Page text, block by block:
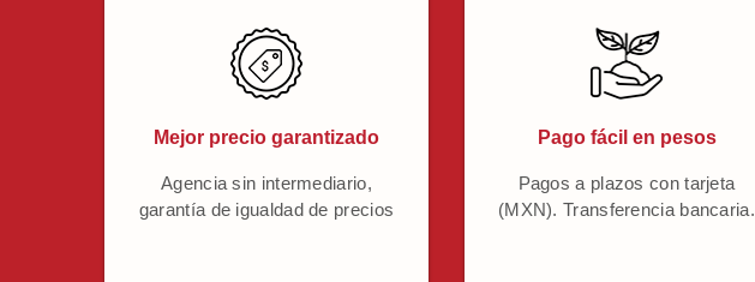
Mejor precio garantizado
Agencia sin intermediario,
garantía de igualdad de precios
Pago fácil en pesos
Pagos a plazos con tarjeta
(MXN). Transferencia bancaria.